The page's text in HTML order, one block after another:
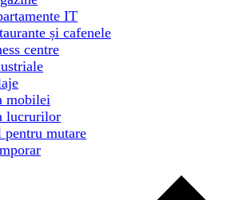
IT
și cafenele
centre
mobilei
lucrurilor
mutare